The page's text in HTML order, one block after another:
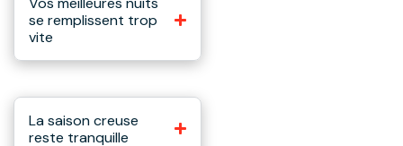
se remplissent trop
vite
La saison creuse
reste tranquille